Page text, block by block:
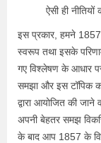
ऐसी ही
इस प्रकार, हमने 1857
स्वरूप तथा इसके
गए विश्लेषण के आधार
समझा और इस टॉपिक
द्वारा आयोजित की
अपनी बेहतर समझ
के बाद आप 1857 के